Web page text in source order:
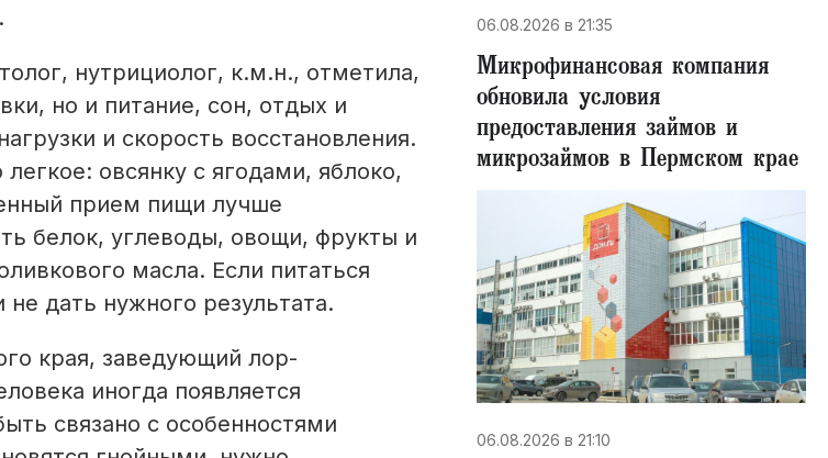
нутрициолог, к.м.н., отметила,
но и питание, сон, отдых и
и скорость восстановления.
овсянку с ягодами, яблоко,
прием пищи лучше
белок, углеводы, овощи, фрукты и
масла. Если питаться
дать нужного результата.
края, заведующий лор-
иногда появляется
связано с особенностями
06.08.2026 в 21:35
Микрофинансовая компания
обновила условия
предоставления займов и
микрозаймов в Пермском крае
06.08.2026 в 21:10